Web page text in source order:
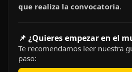
que realiza la convocatoria.
📌 ¿Quieres empezar en el
Te recomendamos leer nuestra
paso: